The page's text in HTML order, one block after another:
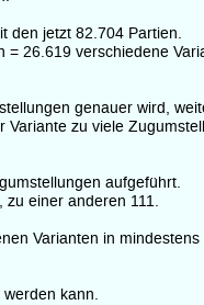
den jetzt 82.704 Partien.
= 26.619 verschiedene
genauer wird,
Variante zu viele
aufgeführt.
einer anderen 111.
Varianten in
kann.